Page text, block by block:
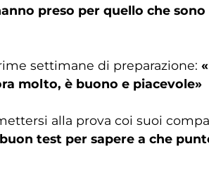
preso per quello che
settimane di preparazione:
molto, è buono e piacevole»
alla prova coi suoi
test per sapere a che